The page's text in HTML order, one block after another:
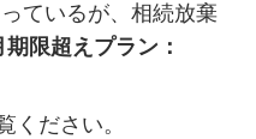
ているが、相続放棄
期限超えプラン：
ください。